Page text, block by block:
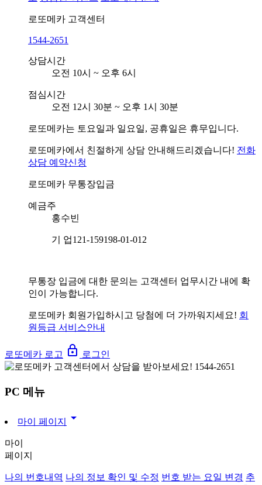
로또메카 고객센터
1544-2651
상담시간
오전 10시 ~ 오후 6시
점심시간
오전 12시 30분 ~ 오후 1시 30분
로또메카는 토요일과 일요일, 공휴일은 휴무입니다.
로또메카에서 친절하게 상담 안내해드리겠습니다! 전화
상담 예약신청
로또메카 무통장입금
예금주
홍수빈
기 업121-159198-01-012
무통장 입금에 대한 문의는 고객센터 업무시간 내에 확
인이 가능합니다.
로또메카 회원가입하시고 당첨에 더 가까워지세요! 회
원등급 서비스안내
로또메카 로고 lock_outline 로그인
PC 메뉴
마이 페이지 arrow_drop_down
마이
페이지
나의 번호내역 나의 정보 확인 및 수정 번호 받는 요일 변경 추